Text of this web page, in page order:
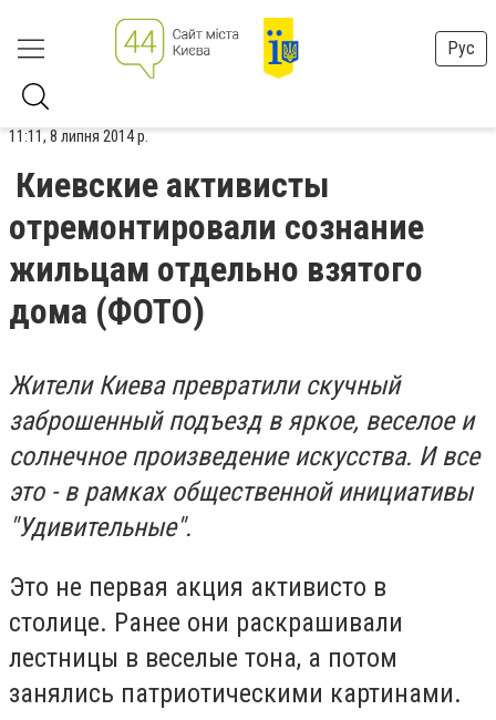
Рус
11:11, 8 липня 2014 р.
Киевские активисты
отремонтировали сознание
жильцам отдельно взятого
дома (ФОТО)
Жители Киева превратили скучный
заброшенный подъезд в яркое, веселое и
солнечное произведение искусства. И все
это - в рамках общественной инициативы
"Удивительные".
Это не первая акция активисто в
столице. Ранее они раскрашивали
лестницы в веселые тона, а потом
занялись патриотическими картинами.